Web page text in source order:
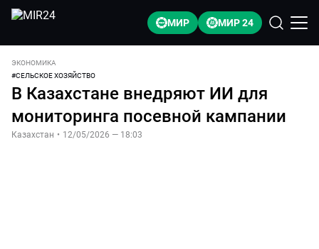
МИР МИР 24
ЭКОНОМИКА
#СЕЛЬСКОЕ ХОЗЯЙСТВО
В Казахстане внедряют ИИ для
мониторинга посевной кампании
Казахстан • 12/05/2026 — 18:03